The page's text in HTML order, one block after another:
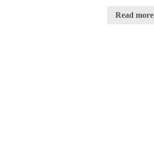
Read more